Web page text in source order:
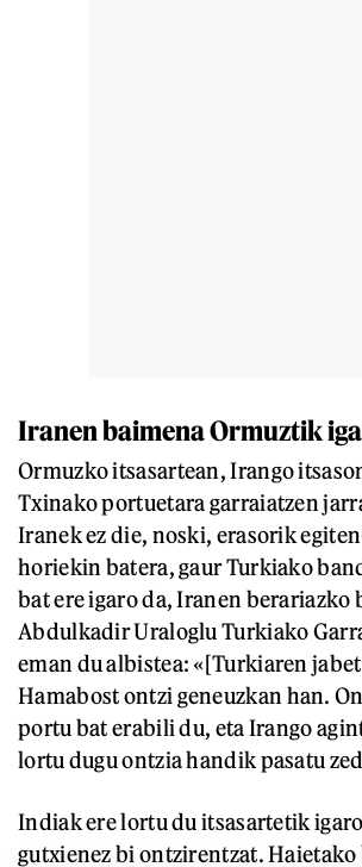
Iranen baimena Ormuztik
Ormuzko itsasartean, Irango
Txinako portuetara garraiatzen
Iranek ez die, noski, erasorik
horiekin batera, gaur Turkiako
bat ere igaro da, Iranen berariazko
Abdulkadir Uraloglu Turkiako
eman du albistea: «[Turkiaren
Hamabost ontzi geneuzkan han.
portu bat erabili du, eta Irango
lortu dugu ontzia handik pasatu
Indiak ere lortu du itsasartetik
gutxienez bi ontzirentzat. Haietako